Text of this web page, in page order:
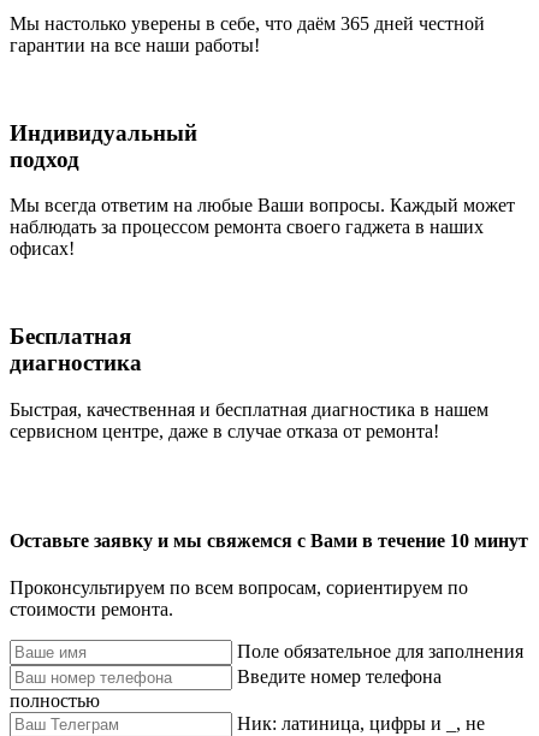
Мы настолько уверены в себе, что даём 365 дней честной
гарантии на все наши работы!
Индивидуальный
подход
Мы всегда ответим на любые Ваши вопросы. Каждый может
наблюдать за процессом ремонта своего гаджета в наших
офисах!
Бесплатная
диагностика
Быстрая, качественная и бесплатная диагностика в нашем
сервисном центре, даже в случае отказа от ремонта!
Оставьте заявку и мы свяжемся с Вами в течение 10 минут
Проконсультируем по всем вопросам, сориентируем по
стоимости ремонта.
Поле обязательное для заполнения
Введите номер телефона
полностью
Ник: латиница, цифры и _, не